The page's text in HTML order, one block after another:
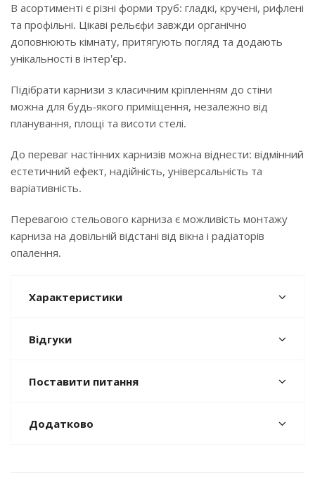
В асортименті є різні форми труб: гладкі, кручені, рифлені
та профільні. Цікаві рельєфи завжди органічно
доповнюють кімнату, притягують погляд та додають
унікальності в інтер'єр.
Підібрати карнизи з класичним кріпленням до стіни
можна для будь-якого приміщення, незалежно від
планування, площі та висоти стелі.
До переваг настінних карнизів можна віднести: відмінний
естетичний ефект, надійність, універсальність та
варіативність.
Перевагою стельового карниза є можливість монтажу
карниза на довільній відстані від вікна і радіаторів
опалення.
Характеристики
Відгуки
Поставити питання
Додатково